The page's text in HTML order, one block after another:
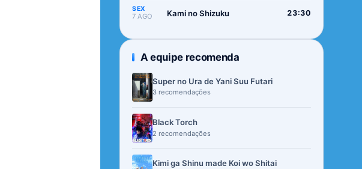
SEX
7 AGO Kami no Shizuku 23:30
A equipe recomenda
Super no Ura de Yani Suu Futari
3 recomendações
Black Torch
2 recomendações
Kimi ga Shinu made Koi wo Shitai